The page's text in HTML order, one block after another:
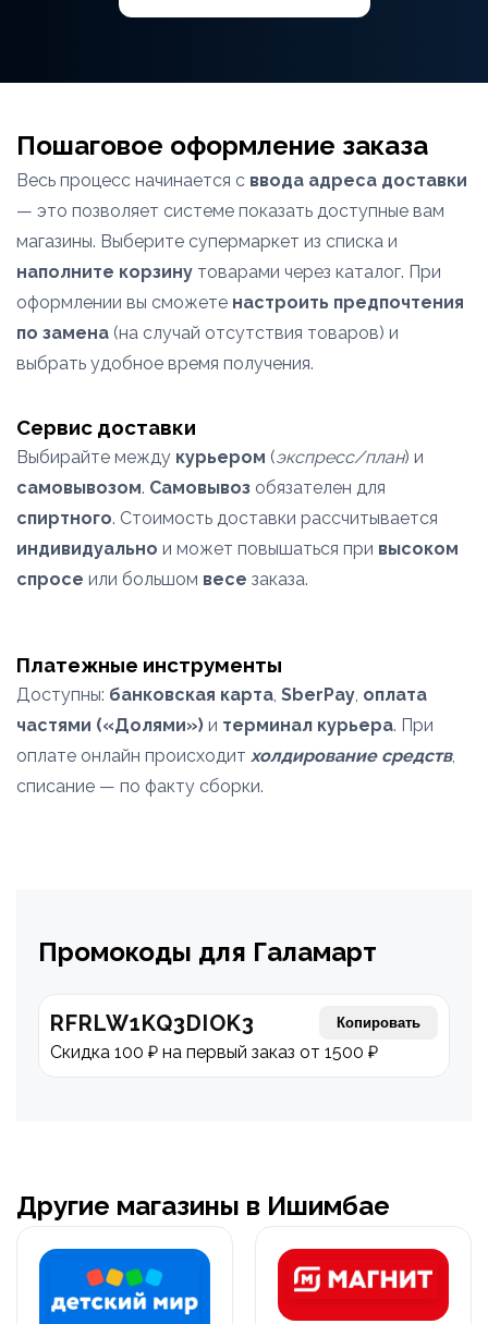
Пошаговое оформление заказа
Весь процесс начинается с ввода адреса доставки
— это позволяет системе показать доступные вам
магазины. Выберите супермаркет из списка и
наполните корзину товарами через каталог. При
оформлении вы сможете настроить предпочтения
по замена (на случай отсутствия товаров) и
выбрать удобное время получения.
Сервис доставки
Выбирайте между курьером (экспресс/план) и
самовывозом. Самовывоз обязателен для
спиртного. Стоимость доставки рассчитывается
индивидуально и может повышаться при высоком
спросе или большом весе заказа.
Платежные инструменты
Доступны: банковская карта, SberPay, оплата
частями («Долями») и терминал курьера. При
оплате онлайн происходит холдирование средств,
списание — по факту сборки.
Промокоды для Галамарт
RFRLW1KQ3DIOK3 Копировать
Скидка 100 ₽ на первый заказ от 1500 ₽
Другие магазины в Ишимбае